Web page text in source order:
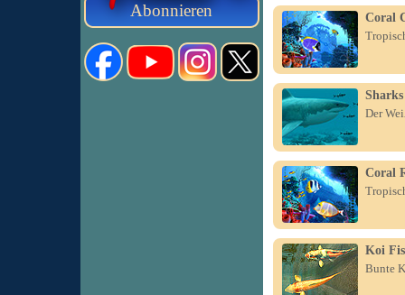
Abonnieren
Coral
Der
Coral
Koi
Bunte